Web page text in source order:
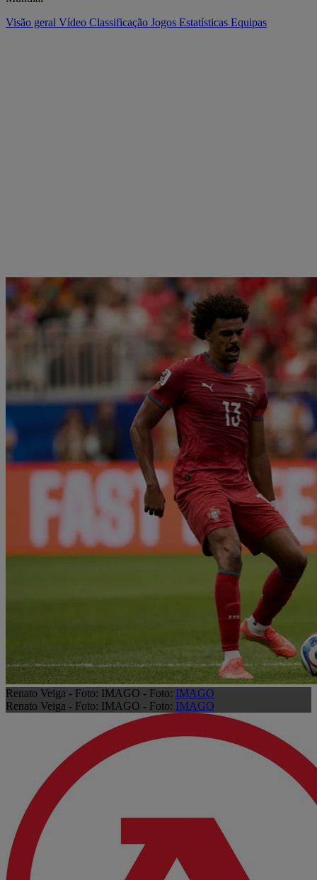
Visão geral Vídeo Classificação Jogos Estatísticas Equipas
Renato Veiga - Foto: IMAGO - Foto: IMAGO
Renato Veiga - Foto: IMAGO - Foto: IMAGO